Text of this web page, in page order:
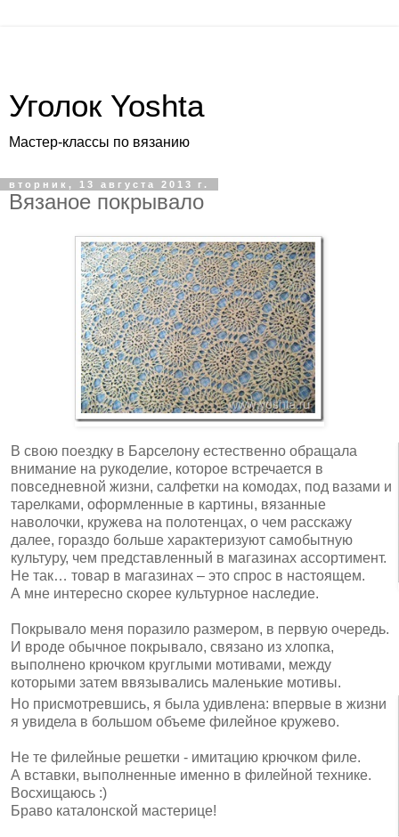
Уголок Yoshta
Мастер-классы по вязанию
вторник, 13 августа 2013 г.
Вязаное покрывало
В свою поездку в Барселону естественно обращала
внимание на рукоделие, которое встречается в
повседневной жизни, салфетки на комодах, под вазами и
тарелками, оформленные в картины, вязанные
наволочки, кружева на полотенцах, о чем расскажу
далее, гораздо больше характеризуют самобытную
культуру, чем представленный в магазинах ассортимент.
Не так… товар в магазинах – это спрос в настоящем.
А мне интересно скорее культурное наследие.
Покрывало меня поразило размером, в первую очередь.
И вроде обычное покрывало, связано из хлопка,
выполнено крючком круглыми мотивами, между
которыми затем ввязывались маленькие мотивы.
Но присмотревшись, я была удивлена: впервые в жизни
я увидела в большом объеме филейное кружево.
Не те филейные решетки - имитацию крючком филе.
А вставки, выполненные именно в филейной технике.
Восхищаюсь :)
Браво каталонской мастерице!